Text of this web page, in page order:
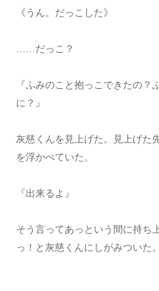
《うん。だっこした》
……だっこ？
『ふみのこと抱っこできたの
に？』
灰慈くんを見上げた。見上げた
を浮かべていた。
『出来るよ』
そう言ってあっという間に持ち
っ！と灰慈くんにしがみついた。